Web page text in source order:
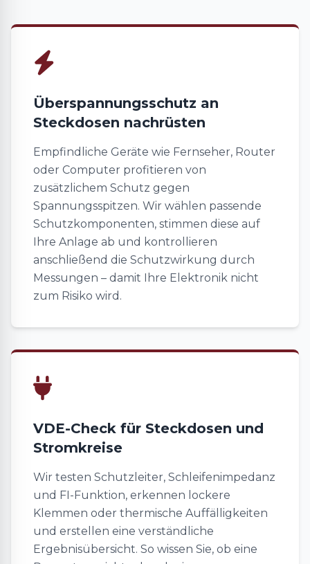
Überspannungsschutz an
Steckdosen nachrüsten
Empfindliche Geräte wie Fernseher, Router
oder Computer profitieren von
zusätzlichem Schutz gegen
Spannungsspitzen. Wir wählen passende
Schutzkomponenten, stimmen diese auf
Ihre Anlage ab und kontrollieren
anschließend die Schutzwirkung durch
Messungen – damit Ihre Elektronik nicht
zum Risiko wird.
VDE-Check für Steckdosen und
Stromkreise
Wir testen Schutzleiter, Schleifenimpedanz
und FI-Funktion, erkennen lockere
Klemmen oder thermische Auffälligkeiten
und erstellen eine verständliche
Ergebnisübersicht. So wissen Sie, ob eine